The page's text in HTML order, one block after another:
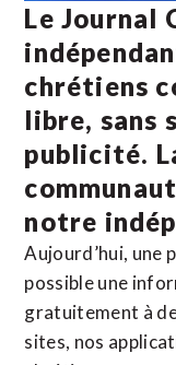
Le Journal
chrétiens
libre, sans
publicité.
notre
Aujourd’hui, une
possible une
gratuitement à
sites, nos